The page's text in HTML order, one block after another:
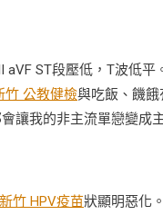
ST段壓低，T波低平
竹 公教健檢與吃飯、饑
讓我的非主流單戀變成
新竹 HPV疫苗狀顯明惡化。